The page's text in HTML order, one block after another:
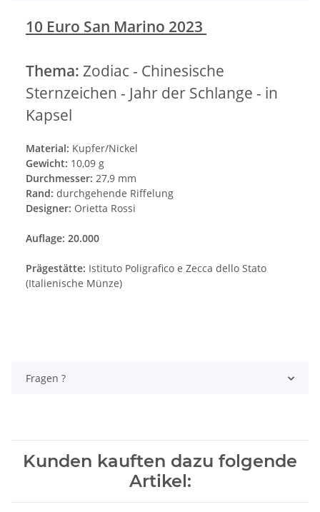
10 Euro San Marino 2023
Thema: Zodiac - Chinesische
Sternzeichen - Jahr der Schlange - in
Kapsel
Material: Kupfer/Nickel
Gewicht: 10,09 g
Durchmesser: 27,9 mm
Rand: durchgehende Riffelung
Designer: Orietta Rossi
Auflage: 20.000
Prägestätte: Istituto Poligrafico e Zecca dello Stato
(Italienische Münze)
Fragen ?
Kunden kauften dazu folgende
Artikel: